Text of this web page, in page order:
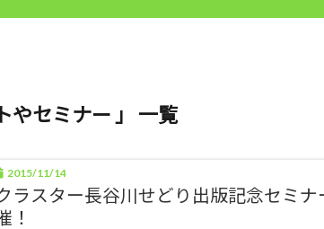
やセミナー 」 一覧
2015/11/14
ラスター長谷川せどり出版記念セミナ
！